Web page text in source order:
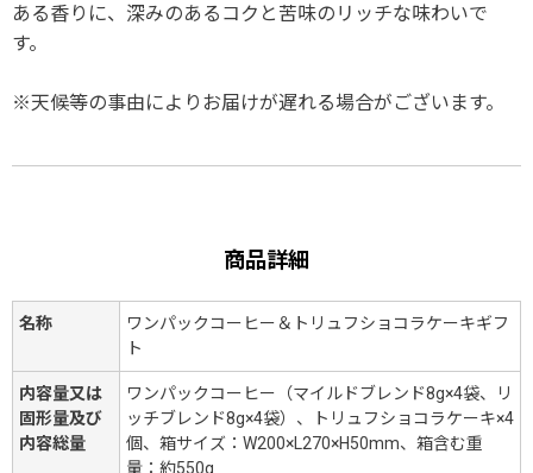
ある香りに、深みのあるコクと苦味のリッチな味わいで
す。
※天候等の事由によりお届けが遅れる場合がございます。
商品詳細
名称
ワンパックコーヒー＆トリュフショコラケーキギフ
ト
内容量又は
固形量及び
内容総量
ワンパックコーヒー（マイルドブレンド8g×4袋、リ
ッチブレンド8g×4袋）、トリュフショコラケーキ×4
個、箱サイズ：W200×L270×H50mm、箱含む重
量：約550g